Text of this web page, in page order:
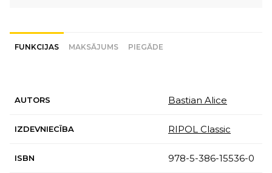
FUNKCIJAS MAKSĀJUMS PIEGĀDE
AUTORS Bastian Alice
IZDEVNIECĪBA RIPOL Classic
ISBN 978-5-386-15536-0